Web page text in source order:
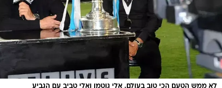
לא ממש הטעם הכי טוב בעולם. אלי גוטמן ואלי טביב עם הגביע